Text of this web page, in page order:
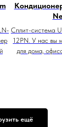
Сплит-система
12PN. У нас вы
для дома,
ещё